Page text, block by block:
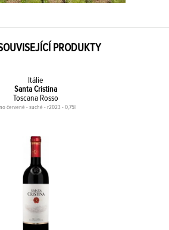
PRODUKTY
Itálie
Santa Cristina
Toscana Rosso
červené - suché - r2023 - 0,75l